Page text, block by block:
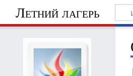
Летний лагерь